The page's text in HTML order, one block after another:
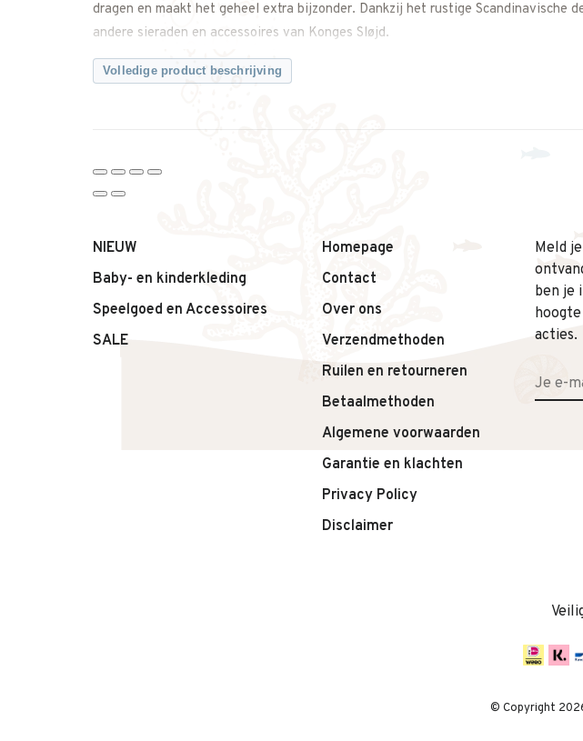
dragen en maakt het geheel extra bijzonder. Dankzij het rustige Scandinavische
andere sieraden en accessoires van Konges Sløjd.
Waarom dit sieradensetje van Konges Sløjd een fijne keuze is:
– Sieradendoosje met bijpassende ketting
Productdetails:
– Productnaam: Ketting doosje met ketting
– Design: Swan
– Type: Sieradenset / sieradendoosje
Volledige product beschrijving
NIEUW
Baby- en kinderkleding
Speelgoed en Accessoires
SALE
Homepage
Contact
Over ons
Verzendmethoden
Ruilen en retourneren
Betaalmethoden
Algemene voorwaarden
Garantie en klachten
Privacy Policy
Disclaimer
Meld
ben je
acties.
© Copyright